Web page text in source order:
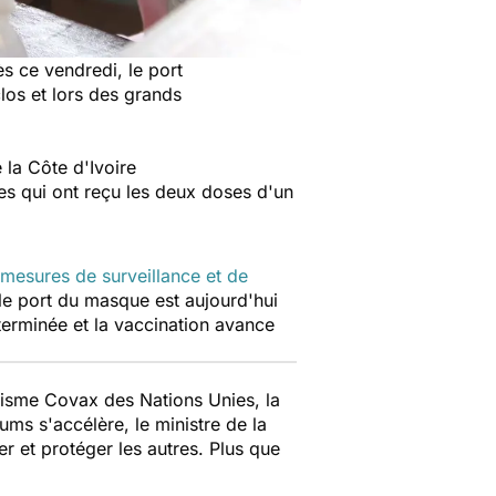
ce vendredi, le port
et lors des grands
la Côte d'Ivoire
qui ont reçu les deux doses d'un
de surveillance et de
port du masque est aujourd'hui
et la vaccination avance
Covax des Nations Unies, la
s'accélère, le ministre de la
et protéger les autres. Plus que